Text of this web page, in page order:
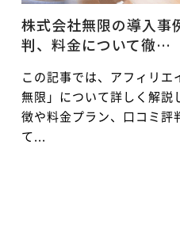
株式会社無限の導入事
判、料金について徹…
この記事では、アフィリ
無限」について詳しく解説
徴や料金プラン、口コミ評
て...